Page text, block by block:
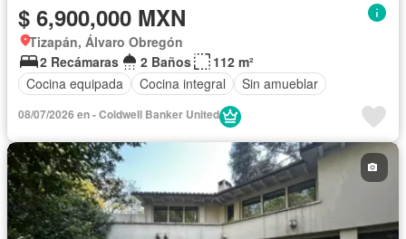
$ 6,900,000 MXN
Tizapán, Álvaro Obregón
2 Recámaras
2 Baños
112 m²
Cocina equipada
Cocina integral Sin amueblar
08/07/2026 en - Coldwell Banker United